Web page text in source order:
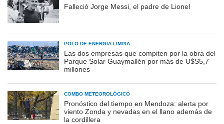
Falleció Jorge Messi, el padre de Lionel
POLO DE ENERGÍA LIMPIA
Las dos empresas que compiten por la obra del
Parque Solar Guaymallén por más de U$S5,7
millones
COMBO METEOROLÓGICO
Pronóstico del tiempo en Mendoza: alerta por
viento Zonda y nevadas en el llano además de
la cordillera